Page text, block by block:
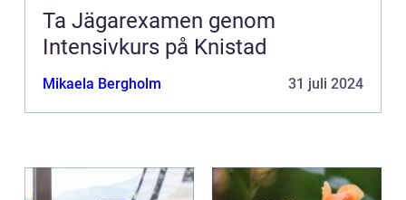
Ta Jägarexamen genom
Intensivkurs på Knistad
Mikaela Bergholm 31 juli 2024